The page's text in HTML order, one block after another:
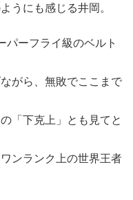
うにも感じる井岡。
パーフライ級のベルト
がら、無敗でここまで
「下克上」とも見てと
ンランク上の世界王者